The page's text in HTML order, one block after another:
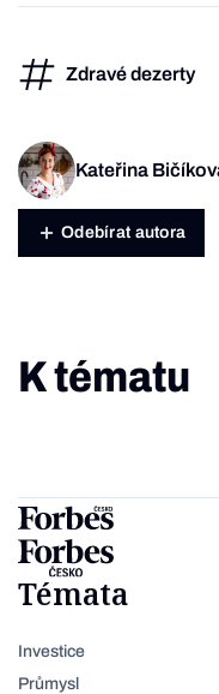
Zdravé dezerty
Kateřina
Odebírat autora
K tématu
Témata
Investice
Průmysl